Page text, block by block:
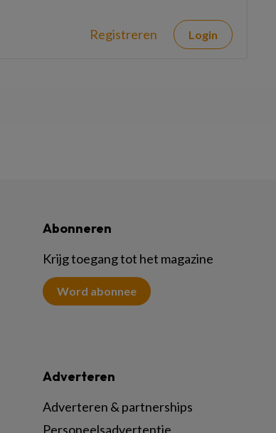
Registreren Login
Abonneren
Krijg toegang tot het magazine
Word abonnee
Adverteren
Adverteren & partnerships
Personeelsadvertentie